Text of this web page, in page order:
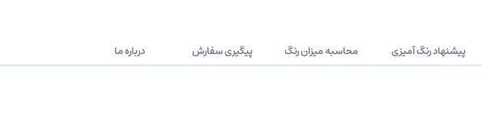
پیشنهاد رنگ آمیزی محاسبه میزان رنگ پیگیری سفارش درباره ما